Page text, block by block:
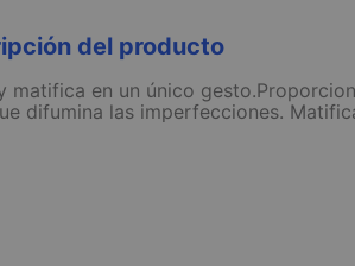
del producto
matifica en un único
difumina las imperfecciones.